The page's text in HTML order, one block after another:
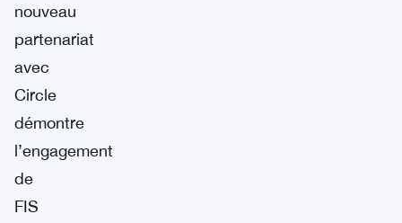
nouveau
partenariat
avec
Circle
démontre
l’engagement
de
FIS